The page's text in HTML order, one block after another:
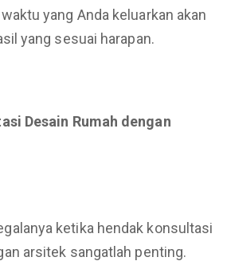
yang Anda keluarkan akan
yang sesuai harapan.
Desain Rumah dengan
ketika hendak konsultasi
arsitek sangatlah penting.